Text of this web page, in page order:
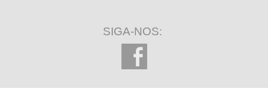
SIGA-NOS: